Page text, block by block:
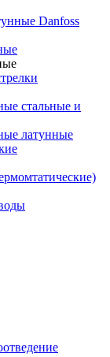
Danfoss
стальные и
латунные